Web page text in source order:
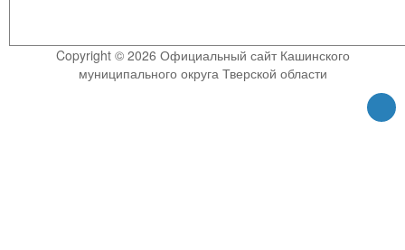
Copyright © 2026 Официальный сайт Кашинского
муниципального округа Тверской области